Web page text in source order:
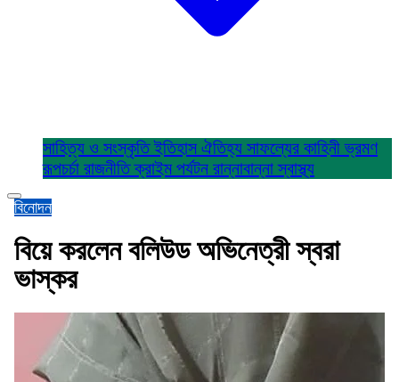
সাহিত্য ও সংস্কৃতিইতিহাস ঐতিহ্য সাফল্যের কাহিনীভ্রমণ
রূপচর্চা রাজনীতিক্রাইম পর্যটন রান্নাবান্নাস্বাস্থ্য
বিনোদন
বিয়ে করলেন বলিউড অভিনেত্রী স্বরা
ভাস্কর